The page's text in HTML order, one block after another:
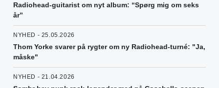
Radiohead-guitarist om nyt album: “Spørg mig om seks
år”
NYHED - 25.05.2026
Thom Yorke svarer på rygter om ny Radiohead-turné: "Ja,
måske"
NYHED - 21.04.2026